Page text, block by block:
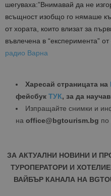
шегуваха:”Внимавай да не
всъщност изобщо го нямаше
от хората, които влизат за
въвлечена в “експеримента”
радио Варна
Харесай страницата на
фейсбук ТУК, за да
Изпращайте снимки и
на office@bgtourism.bg по
ЗА АКТУАЛНИ НОВИНИ И
ТУРОПЕРАТОРИ И
ВАЙБЪР КАНАЛА НА